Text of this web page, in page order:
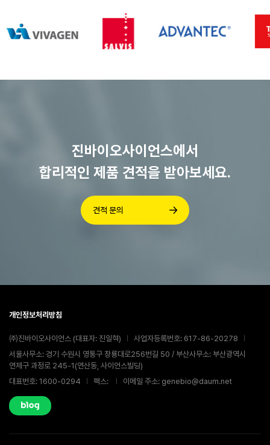
진바이오사이언스에서
합리적인 제품 견적을 받아보세요.
견적 문의
개인정보처리방침
㈜진바이오사이언스 (대표자: 진일혁)
사업자등록번호: 617-86-20278
서울사무소: 경기 수원시 영통구 창룡대로256번길 50 / 부산사무소: 부산광역시
연제구 과정로 245-1(연산동, 사이언스빌딩)
대표번호: 1600-0294
팩스: 이메일 주소: genebio@daum.net